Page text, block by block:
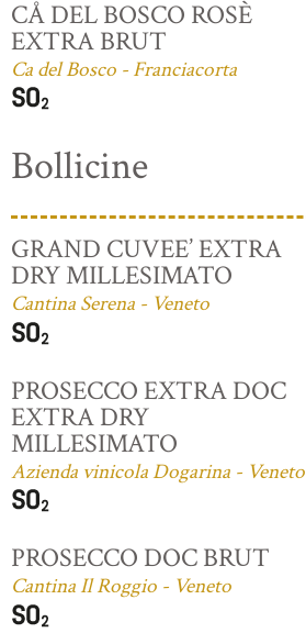
CÅ DEL BOSCO ROSÈ
EXTRA BRUT
Ca del Bosco - Franciacorta
Bollicine
GRAND CUVEE’ EXTRA
DRY MILLESIMATO
Cantina Serena - Veneto
PROSECCO EXTRA DOC
EXTRA DRY
MILLESIMATO
Azienda vinicola Dogarina - Veneto
PROSECCO DOC BRUT
Cantina Il Roggio - Veneto